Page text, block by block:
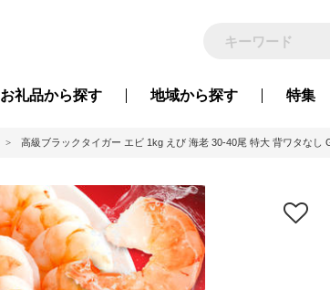
お礼品から探す 地域から探す 特集
高級ブラックタイガー エビ 1kg えび 海老 30-40尾 特大 背ワタなし